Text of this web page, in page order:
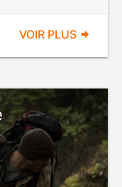
VOIR PLUS